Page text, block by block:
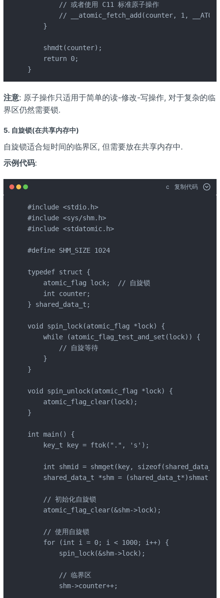
        // 或者使用 C11 标准原子操作
// __atomic_fetch_add(counter, 1,
    }
    shmdt(counter);
    return 0;
}
注意: 原子操作只适用于简单的读-修改-写操作, 对于复杂的临
界区仍然需要锁.
5. 自旋锁(在共享内存中)
自旋锁适合短时间的临界区, 但需要放在共享内存中.
示例代码:
c 复制代码
#include <stdio.h>
#include <sys/shm.h>
#include <stdatomic.h>
#define SHM_SIZE 1024
typedef struct {
    atomic_flag lock;  // 自旋锁
    int counter;
} shared_data_t;
void spin_lock(atomic_flag *lock) {
    while (atomic_flag_test_and_set(lock)) {
        // 自旋等待
    }
}
void spin_unlock(atomic_flag *lock) {
    atomic_flag_clear(lock);
}
int main() {
    key_t key = ftok(".", 's');
int shmid = shmget(key,
shared_data_t *shm =
    // 初始化自旋锁
    atomic_flag_clear(&shm->lock);
    // 使用自旋锁
    for (int i = 0; i < 1000; i++) {
        spin_lock(&shm->lock);
        // 临界区
        shm->counter++;